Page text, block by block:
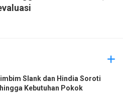
Slank dan Hindia Soroti
Kebutuhan Pokok